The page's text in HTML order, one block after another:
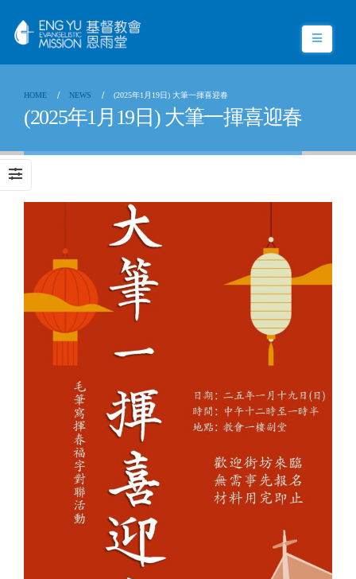
HOME NEWS (2025年1月19日) 大筆一揮喜迎春
(2025年1月19日) 大筆一揮喜迎春